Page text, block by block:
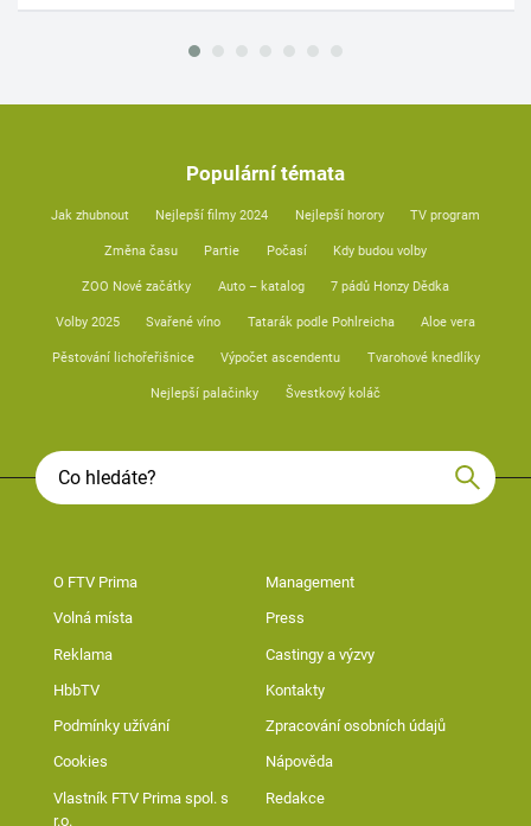
Populární témata
Jak zhubnout Nejlepší filmy 2024 Nejlepší horory TV program
Změna času Partie Počasí Kdy budou volby
ZOO Nové začátky Auto – katalog 7 pádů Honzy Dědka
Volby 2025 Svařené víno Tatarák podle Pohlreicha Aloe vera
Pěstování lichořeřišnice Výpočet ascendentu Tvarohové knedlíky
Nejlepší palačinky Švestkový koláč
O FTV Prima Management
Volná místa Press
Reklama Castingy a výzvy
HbbTV Kontakty
Podmínky užívání Zpracování osobních údajů
Cookies Nápověda
Vlastník FTV Prima spol. s
r.o.
Redakce